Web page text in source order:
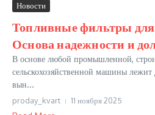
Новости
Топливные фильтры
Основа надежности и
В основе любой промышленной,
сельскохозяйственной машины
вын...
proday_kvart 11 ноября 2025